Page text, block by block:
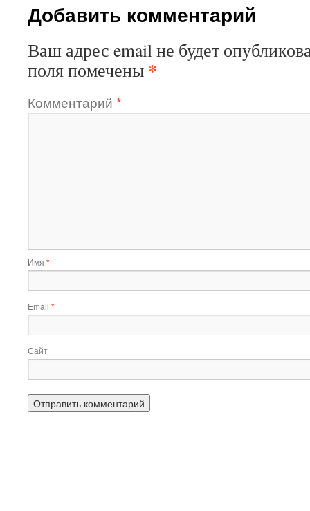
Добавить комментарий
Ваш адрес email не будет
поля помечены *
Комментарий *
Имя *
Email *
Сайт